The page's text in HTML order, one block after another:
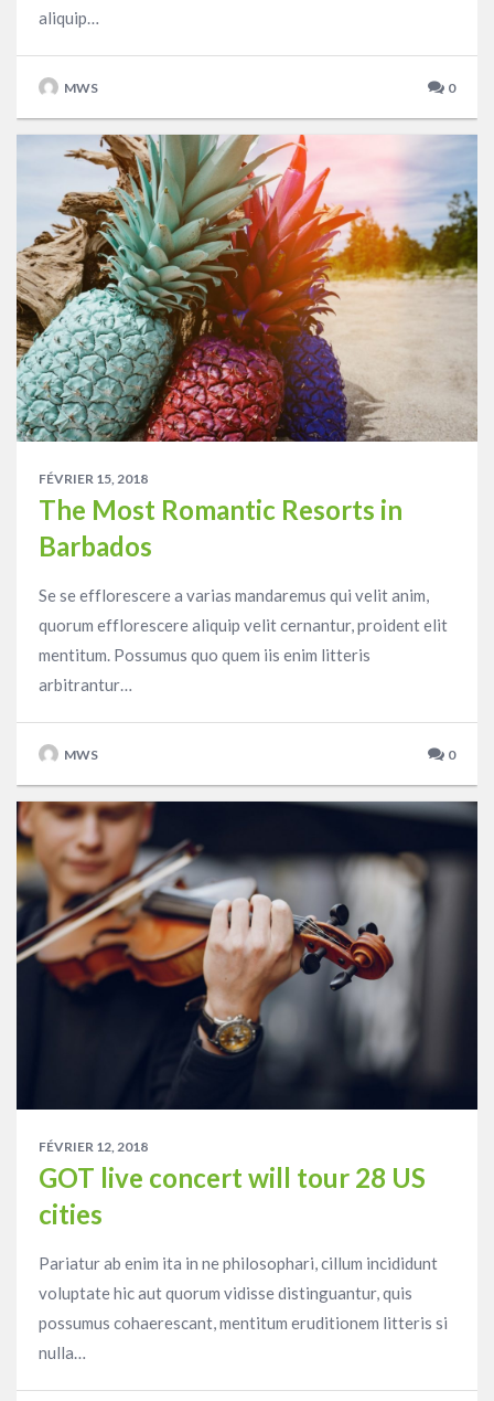
aliquip…
MWS 0
FÉVRIER 15, 2018
The Most Romantic Resorts in
Barbados
Se se efflorescere a varias mandaremus qui velit anim,
quorum efflorescere aliquip velit cernantur, proident elit
mentitum. Possumus quo quem iis enim litteris
arbitrantur…
MWS 0
FÉVRIER 12, 2018
GOT live concert will tour 28 US
cities
Pariatur ab enim ita in ne philosophari, cillum incididunt
voluptate hic aut quorum vidisse distinguantur, quis
possumus cohaerescant, mentitum eruditionem litteris si
nulla…